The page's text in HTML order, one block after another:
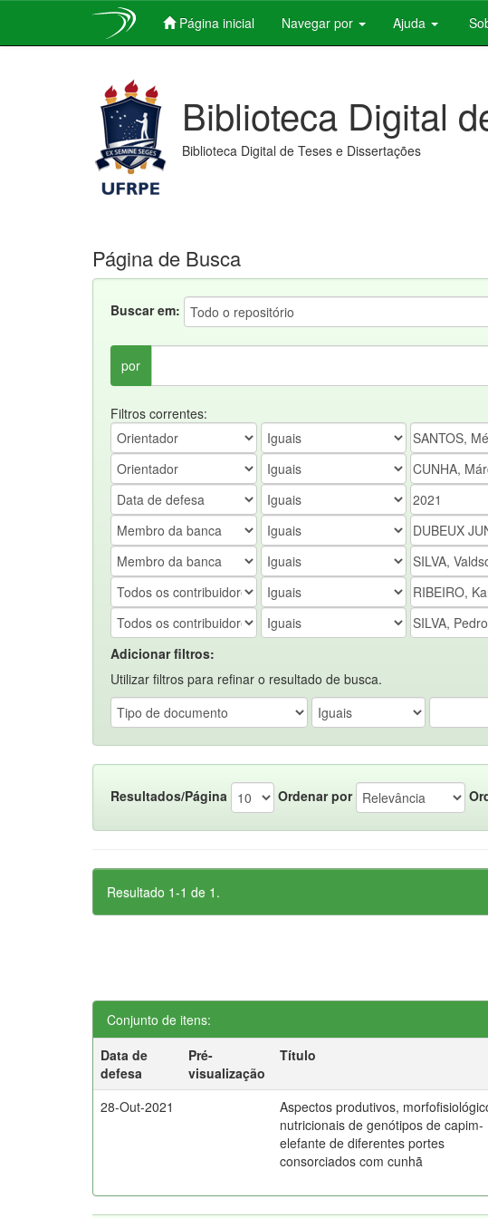
Página inicial Navegar por Ajuda
Biblioteca Digital
Biblioteca Digital de Teses e Dissertações
Página de Busca
Buscar em:
por
Filtros correntes:
Adicionar filtros:
Utilizar filtros para refinar o resultado de busca.
Resultados/Página Ordenar por
Resultado 1-1 de 1.
Conjunto de itens:
Data de
defesa
Pré-
visualização
Título
28-Out-2021
Aspectos produtivos,
nutricionais de genótipos de capim-
elefante de diferentes portes
consorciados com cunhã